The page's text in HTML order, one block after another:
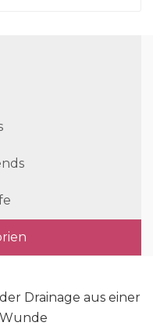
Drainage aus einer